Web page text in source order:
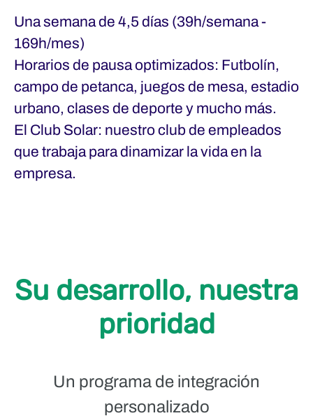
Una semana de 4,5 días (39h/semana -
169h/mes)
Horarios de pausa optimizados: Futbolín,
campo de petanca, juegos de mesa, estadio
urbano, clases de deporte y mucho más.
El Club Solar: nuestro club de empleados
que trabaja para dinamizar la vida en la
empresa.
Su desarrollo, nuestra
prioridad
Un programa de integración
personalizado